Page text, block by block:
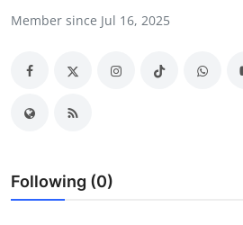
Advertise with US
Top 10
How To
Education
Member since Jul 16, 2025
Following (0)